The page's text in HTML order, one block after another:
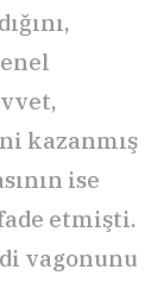
kazanmış
ise
etmişti.
vagonunu